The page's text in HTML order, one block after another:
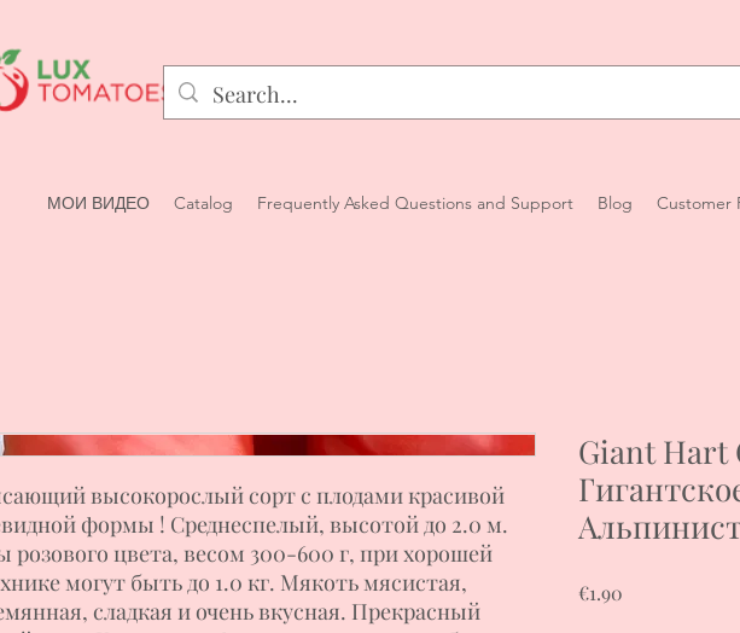
МОИ ВИДЕО Catalog Frequently Asked Questions and Support Blog Customer
высокорослый сорт с плодами красивой
формы ! Среднеспелый, высотой до 2.0 м.
розового цвета, весом 300-600 г, при хорошей
могут быть до 1.0 кг. Мякоть мясистая,
сладкая и очень вкусная. Прекрасный
Giant Hart
€1.90